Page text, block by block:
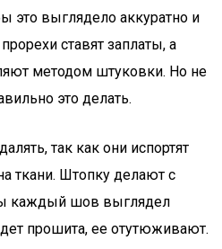
это выглядело аккуратно и
ставят заплаты, а
методом штуковки. Но не
это делать.
так как они испортят
ткани. Штопку делают с
каждый шов выглядел
прошита, ее отутюживают.